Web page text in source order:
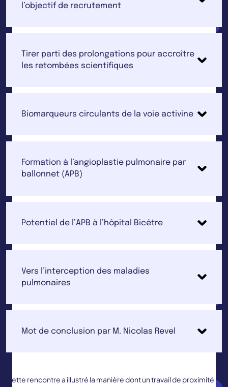
l’objectif de recrutement
Tirer parti des prolongations pour accroître
les retombées scientifiques
Biomarqueurs circulants de la voie activine
Formation à l’angioplastie pulmonaire par
ballonnet (APB)
Potentiel de l’APB à l’hôpital Bicêtre
Vers l’interception des maladies
pulmonaires
Mot de conclusion par M. Nicolas Revel
Cette rencontre a illustré la manière dont un travail de proximité